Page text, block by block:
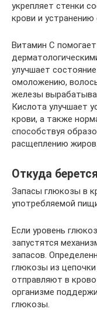
укрепляет стенки
крови и
Витамин С
улучшает
омоложению,
железы
Кислота улучшает
крови, а также
способствуя
расщеплению жиров.
Откуда
Запасы глюкозы в
употребляемой
Если уровень
запустятся
запасов.
глюкозы из цепочки
отправляют в
организме
глюкозы.